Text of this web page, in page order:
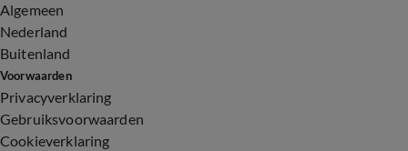
Algemeen
Nederland
Buitenland
Voorwaarden
Privacyverklaring
Gebruiksvoorwaarden
Cookieverklaring